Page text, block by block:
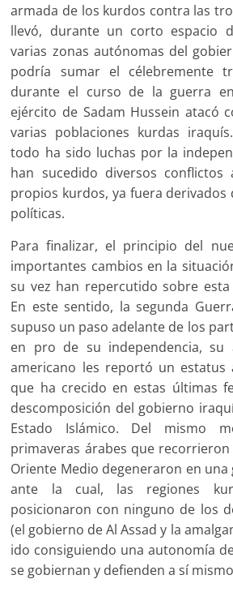
armada de los kurdos contra las
llevó, durante un corto espacio
varias zonas autónomas del
podría sumar el célebremente
durante el curso de la guerra
ejército de Sadam Hussein atacó
varias poblaciones kurdas
todo ha sido luchas por la
han sucedido diversos conflictos
propios kurdos, ya fuera derivados
políticas.
Para finalizar, el principio del
importantes cambios en la
su vez han repercutido sobre
En este sentido, la segunda
supuso un paso adelante de los
en pro de su independencia, su
americano les reportó un estatus
que ha crecido en estas últimas
descomposición del gobierno
Estado Islámico. Del mismo
primaveras árabes que
Oriente Medio degeneraron en una
ante la cual, las regiones
posicionaron con ninguno de los
(el gobierno de Al Assad y la
ido consiguiendo una autonomía
se gobiernan y defienden a sí